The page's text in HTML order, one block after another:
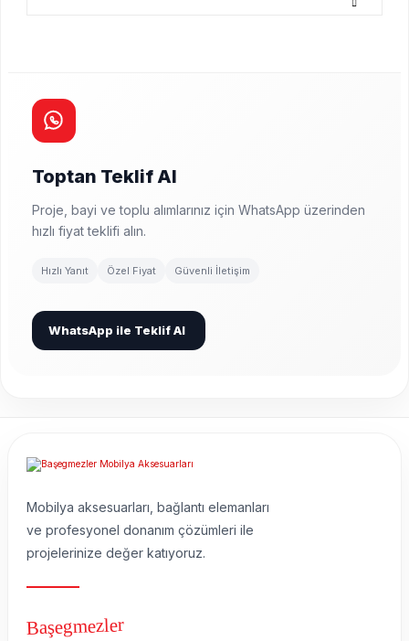
Toptan Teklif Al
Proje, bayi ve toplu alımlarınız için WhatsApp üzerinden
hızlı fiyat teklifi alın.
Hızlı Yanıt Özel Fiyat Güvenli İletişim
WhatsApp ile Teklif Al
Mobilya aksesuarları, bağlantı elemanları
ve profesyonel donanım çözümleri ile
projelerinize değer katıyoruz.
Başegmezler